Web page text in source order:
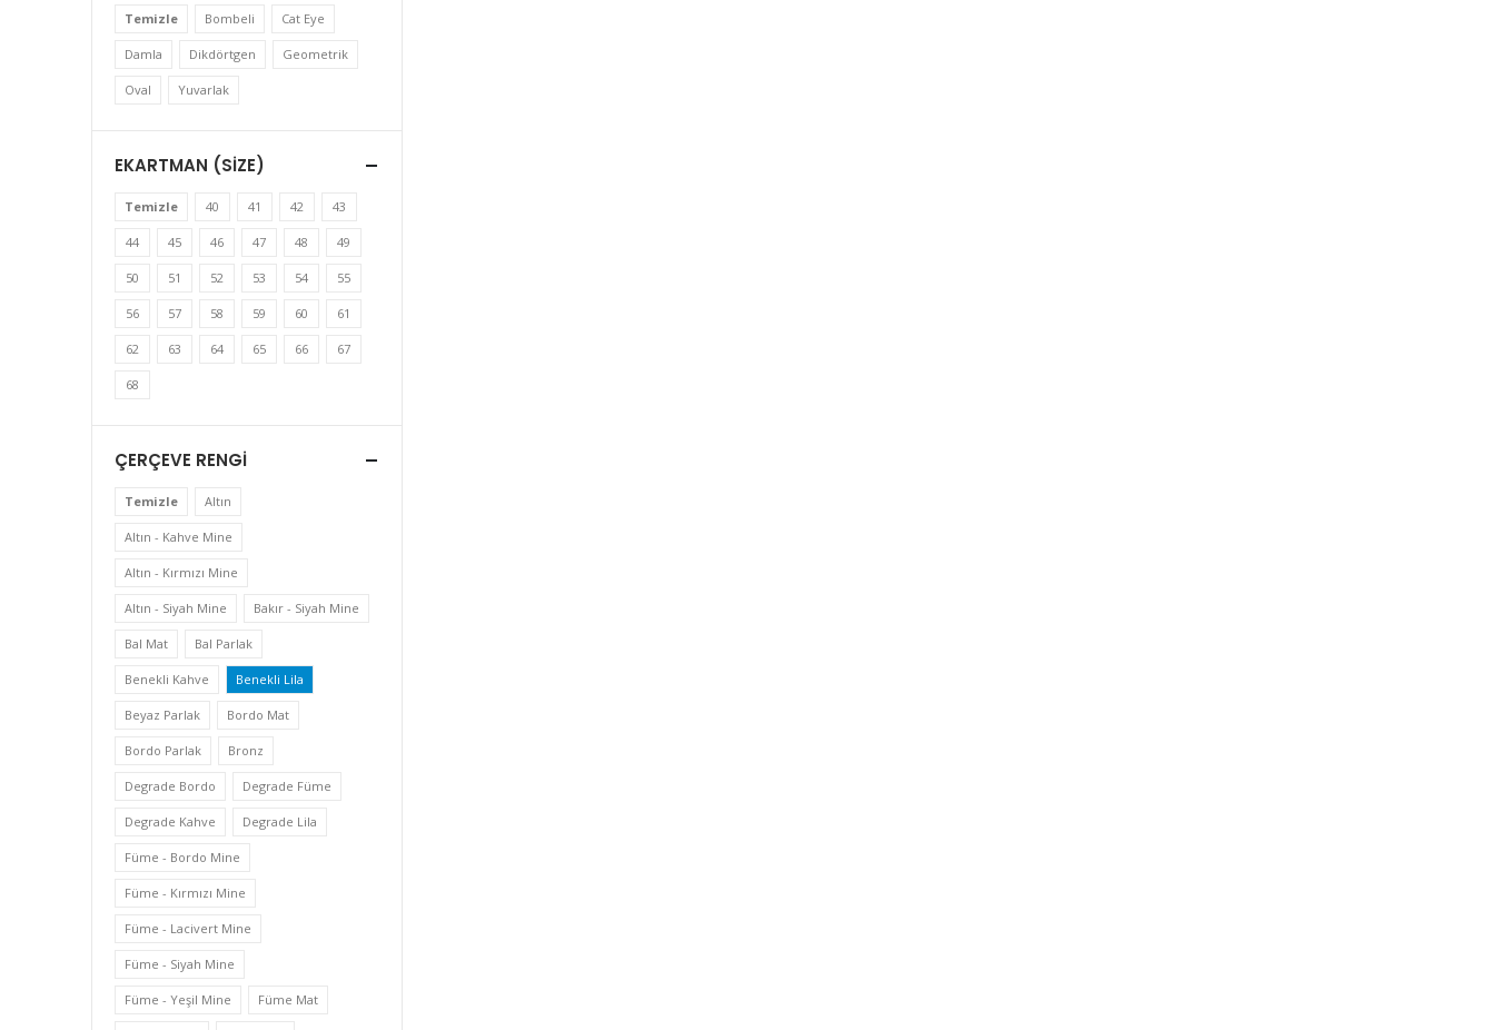
Temizle Bombeli Cat Eye
Damla Dikdörtgen Geometrik
Oval Yuvarlak
EKARTMAN (SIZE)
Temizle 40 41 42 43
44 45 46 47 48 49
50 51 52 53 54 55
56 57 58 59 60 61
62 63 64 65 66 67
68
ÇERÇEVE RENGI
Temizle Altın
Altın - Kahve Mine
Altın - Kırmızı Mine
Altın - Siyah Mine Bakır - Siyah Mine
Bal Mat Bal Parlak
Benekli Kahve Benekli Lila
Beyaz Parlak Bordo Mat
Bordo Parlak Bronz
Degrade Bordo Degrade Füme
Degrade Kahve Degrade Lila
Füme - Bordo Mine
Füme - Kırmızı Mine
Füme - Lacivert Mine
Füme - Siyah Mine
Füme - Yeşil Mine Füme Mat